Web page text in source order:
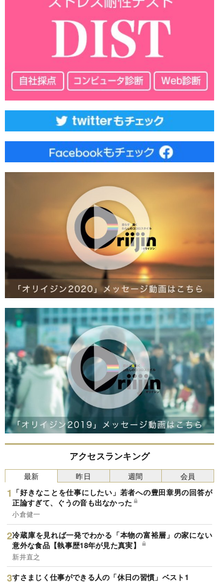
アクセスランキング
最新
「好きなことを仕事にしたい」若者への豊田章男の回答が
正論すぎて、ぐうの音も出なかった
小倉健一
冷蔵庫を見れば一発でわかる「本物の富裕層」の家にない
意外な食品【執事歴18年が見た真実】
新井直之
すさまじく仕事ができる人の「休日の習慣」ベスト1
昨日 週間 会員